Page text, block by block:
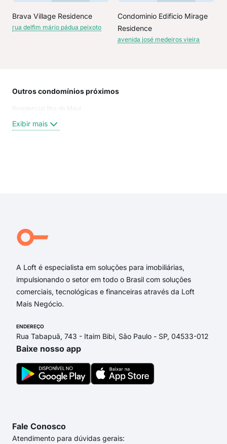
Brava Village Residence
rua delfim mário pádua peixoto
Condominio Edificio Mirage
Residence
avenida josé medeiros vieira
Outros condomínios próximos
Residencial Ilha de Maui
Exibir mais
A Loft é especialista em soluções para imobiliárias,
impulsionando o setor em todo o Brasil com soluções
comerciais, tecnológicas e financeiras através da Loft
Mais Negócio.
ENDEREÇO
Rua Tabapuã, 743 - Itaim Bibi, São Paulo - SP, 04533-012
Baixe nosso app
Fale Conosco
Atendimento para dúvidas gerais: